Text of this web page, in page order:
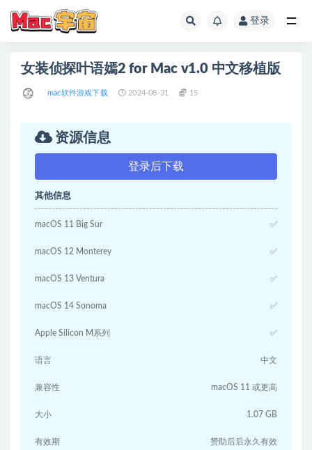
登录
女装侦探叶语嫣2 for Mac v1.0 中文移植版
mac软件游戏下载 2024-08-31 15
资源信息
登录后下载
其他信息
macOS 11 Big Sur ✅
macOS 12 Monterey ✅
macOS 13 Ventura ✅
macOS 14 Sonoma ✅
Apple Silicon M系列 ✅
语言 中文
兼容性 macOS 11 或更高
大小 1.07 GB
有效期 赞助后后永久有效